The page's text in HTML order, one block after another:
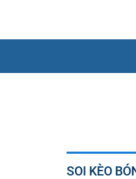
SOI KÈO